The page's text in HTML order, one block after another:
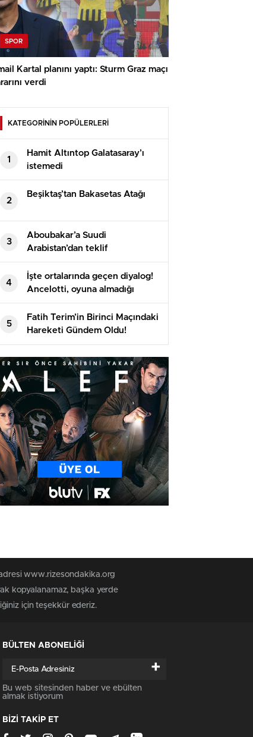
SPOR
Kartal planını yaptı: Sturm Graz maçı
verdi
KATEGORİNİN POPÜLERLERİ
1
Hamit Altıntop Galatasaray’ı
istemedi
2
Beşiktaş’tan Bakasetas Atağı
3
Aboubakar’a Suudi
Arabistan’dan teklif
4
İşte ortalarında geçen diyalog!
Ancelotti, oyuna almadığı
Arda’yı maç sonu soyunma
odasına çekti
5
Fatih Terim’in Birinci Maçındaki
Hareketi Gündem Oldu!
www.rizesondakika.org
kopyalanamaz, başka yerde
için teşekkür ederiz.
BÜLTEN ABONELİĞİ
+
Bu web sitesinden haber ve ebülten
almak istiyorum
BİZİ TAKİP ET